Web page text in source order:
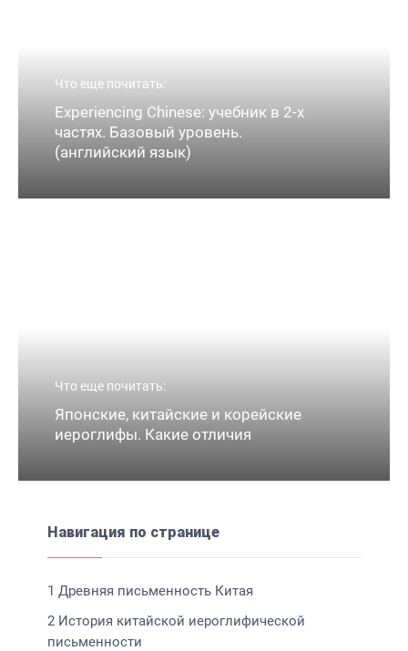
Что еще почитать:
Experiencing Chinese: учебник в 2-х
частях. Базовый уровень.
(английский язык)
Что еще почитать:
Японские, китайские и корейские
иероглифы. Какие отличия
Навигация по странице
1 Древняя письменность Китая
2История китайской иероглифической
письменности